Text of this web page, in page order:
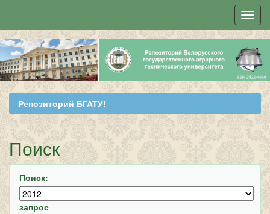
Skip
navigation
Репозиторий БГАТУ!
Поиск
Поиск:
запрос